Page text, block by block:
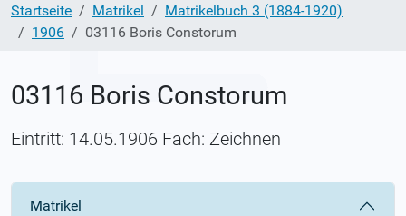
Startseite Matrikel
Matrikelbuch 3 (1884-1920)
1906
03116 Boris Constorum
03116 Boris Constorum
Eintritt: 14.05.1906 Fach: Zeichnen
Matrikel